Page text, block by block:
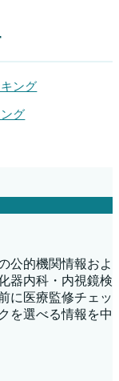
ング
グ
公的機関情報およ
器内科・内視鏡検
に医療監修チェッ
を選べる情報を中